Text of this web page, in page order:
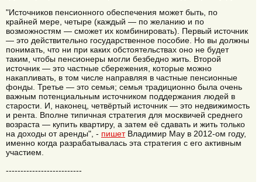
"Источников пенсионного обеспечения может быть, по
крайней мере, четыре (каждый — по желанию и по
возможностям — сможет их комбинировать). Первый источник
— это действительно государственное пособие. Но вы должны
понимать, что ни при каких обстоятельствах оно не будет
таким, чтобы пенсионеры могли безбедно жить. Второй
источник — это частные сбережения, которые можно
накапливать, в том числе направляя в частные пенсионные
фонды. Третье — это семья; семья традиционно была очень
важным потенциальным источником поддержания людей в
старости. И, наконец, четвёртый источник — это недвижимость
и рента. Вполне типичная стратегия для москвичей среднего
возраста — купить квартиру, а затем её сдавать и жить только
на доходы от аренды", - пишетВладимир Мау в 2012-ом году,
именно когда разрабатывалась эта стратегия с его активным
участием.
--------------------------